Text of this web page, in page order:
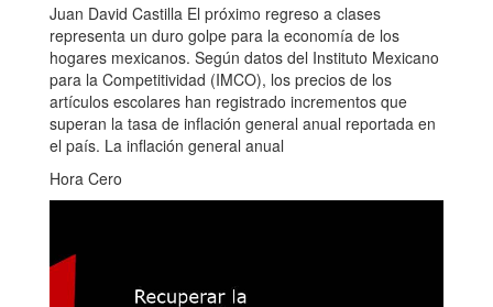
Juan David Castilla El próximo regreso a clases
representa un duro golpe para la economía de los
hogares mexicanos. Según datos del Instituto Mexicano
para la Competitividad (IMCO), los precios de los
artículos escolares han registrado incrementos que
superan la tasa de inflación general anual reportada en
el país. La inflación general anual
Hora Cero